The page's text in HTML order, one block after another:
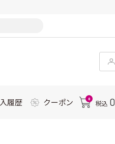
履歴 クーポン 0
税込 0